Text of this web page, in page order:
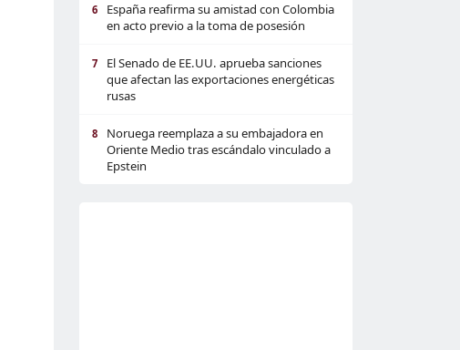
6
España reafirma su amistad con Colombia
en acto previo a la toma de posesión
7
El Senado de EE.UU. aprueba sanciones
que afectan las exportaciones energéticas
rusas
8
Noruega reemplaza a su embajadora en
Oriente Medio tras escándalo vinculado a
Epstein